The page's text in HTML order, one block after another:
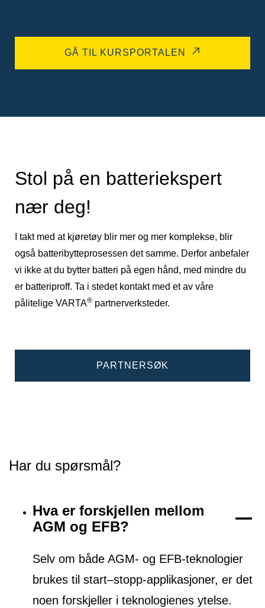
GÅ TIL KURSPORTALEN
Stol på en batteriekspert
nær deg!
I takt med at kjøretøy blir mer og mer komplekse, blir
også batteribytteprosessen det samme. Derfor anbefaler
vi ikke at du bytter batteri på egen hånd, med mindre du
er batteriproff. Ta i stedet kontakt med et av våre
pålitelige VARTA® partnerverksteder.
PARTNERSØK
Har du spørsmål?
Hva er forskjellen mellom
AGM og EFB?
Selv om både AGM- og EFB-teknologier
brukes til start–stopp-applikasjoner, er det
noen forskjeller i teknologienes ytelse.